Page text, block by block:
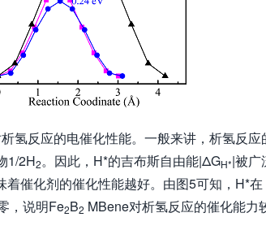
氢反应的电催化性能。一般来讲，析氢反应
1/2H2。因此，H*的吉布斯自由能|ΔGH*|被广
着催化剂的催化性能越好。由图5可知，H*在
，说明Fe2B2 MBene对析氢反应的催化能力